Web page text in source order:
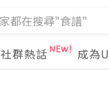
社群熱話 成為